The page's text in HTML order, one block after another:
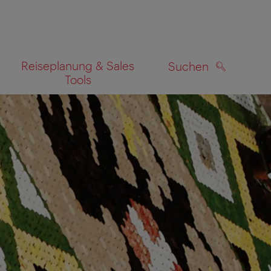
Reiseplanung & Sales
Tools
Suchen
SUCHEN